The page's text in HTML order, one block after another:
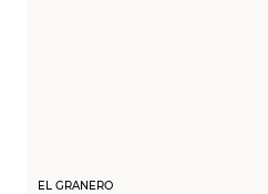
EL GRANERO